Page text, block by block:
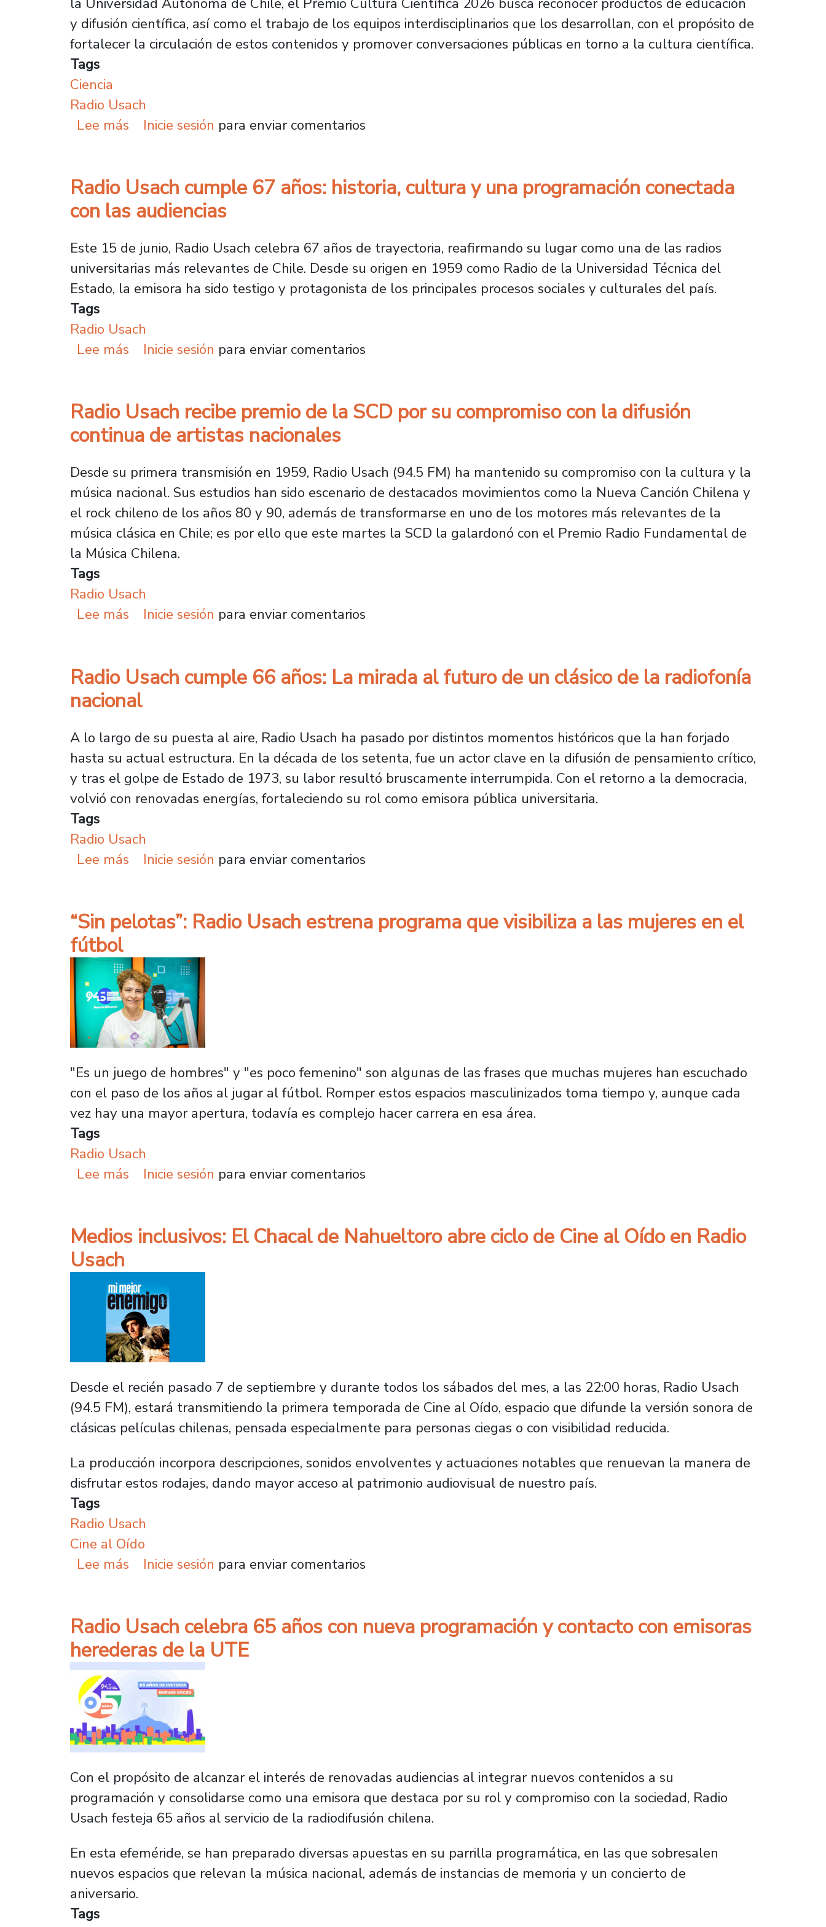
y difusión científica, así como el trabajo de los equipos interdisciplinarios que los desarrollan, con el propósito de
fortalecer la circulación de estos contenidos y promover conversaciones públicas en torno a la cultura científica.
Tags
Ciencia
Radio Usach
Lee más sobre “La Sociedad de la Ciencia” es nominado a mejor podcast en el Premio Cultura Científica 2026
Inicie sesión para enviar comentarios
Radio Usach cumple 67 años: historia, cultura y una programación conectada
con las audiencias
Este 15 de junio, Radio Usach celebra 67 años de trayectoria, reafirmando su lugar como una de las radios
universitarias más relevantes de Chile. Desde su origen en 1959 como Radio de la Universidad Técnica del
Estado, la emisora ha sido testigo y protagonista de los principales procesos sociales y culturales del país.
Tags
Radio Usach
Lee más sobre Radio Usach cumple 67 años: historia, cultura y una programación conectada con las audiencias
Inicie sesión para enviar comentarios
Radio Usach recibe premio de la SCD por su compromiso con la difusión
continua de artistas nacionales
Desde su primera transmisión en 1959, Radio Usach (94.5 FM) ha mantenido su compromiso con la cultura y la
música nacional. Sus estudios han sido escenario de destacados movimientos como la Nueva Canción Chilena y
el rock chileno de los años 80 y 90, además de transformarse en uno de los motores más relevantes de la
música clásica en Chile; es por ello que este martes la SCD la galardonó con el Premio Radio Fundamental de
la Música Chilena.
Tags
Radio Usach
Lee más sobre Radio Usach recibe premio de la SCD por su compromiso con la difusión continua de artistas nacionales
Inicie sesión para enviar comentarios
Radio Usach cumple 66 años: La mirada al futuro de un clásico de la radiofonía
nacional
A lo largo de su puesta al aire, Radio Usach ha pasado por distintos momentos históricos que la han forjado
hasta su actual estructura. En la década de los setenta, fue un actor clave en la difusión de pensamiento crítico,
y tras el golpe de Estado de 1973, su labor resultó bruscamente interrumpida. Con el retorno a la democracia,
volvió con renovadas energías, fortaleciendo su rol como emisora pública universitaria.
Tags
Radio Usach
Lee más sobre Radio Usach cumple 66 años: La mirada al futuro de un clásico de la radiofonía nacional
Inicie sesión para enviar comentarios
“Sin pelotas”: Radio Usach estrena programa que visibiliza a las mujeres en el
fútbol
"Es un juego de hombres" y "es poco femenino" son algunas de las frases que muchas mujeres han escuchado
con el paso de los años al jugar al fútbol. Romper estos espacios masculinizados toma tiempo y, aunque cada
vez hay una mayor apertura, todavía es complejo hacer carrera en esa área.
Tags
Radio Usach
Lee más sobre “Sin pelotas”: Radio Usach estrena programa que visibiliza a las mujeres en el fútbol
Inicie sesión para enviar comentarios
Medios inclusivos: El Chacal de Nahueltoro abre ciclo de Cine al Oído en Radio
Usach
Desde el recién pasado 7 de septiembre y durante todos los sábados del mes, a las 22:00 horas, Radio Usach
(94.5 FM), estará transmitiendo la primera temporada de Cine al Oído, espacio que difunde la versión sonora de
clásicas películas chilenas, pensada especialmente para personas ciegas o con visibilidad reducida.
La producción incorpora descripciones, sonidos envolventes y actuaciones notables que renuevan la manera de
disfrutar estos rodajes, dando mayor acceso al patrimonio audiovisual de nuestro país.
Tags
Radio Usach
Cine al Oído
Lee más sobre Medios inclusivos: El Chacal de Nahueltoro abre ciclo de Cine al Oído en Radio Usach
Inicie sesión para enviar comentarios
Radio Usach celebra 65 años con nueva programación y contacto con emisoras
herederas de la UTE
Con el propósito de alcanzar el interés de renovadas audiencias al integrar nuevos contenidos a su
programación y consolidarse como una emisora que destaca por su rol y compromiso con la sociedad, Radio
Usach festeja 65 años al servicio de la radiodifusión chilena.
En esta efeméride, se han preparado diversas apuestas en su parrilla programática, en las que sobresalen
nuevos espacios que relevan la música nacional, además de instancias de memoria y un concierto de
aniversario.
Tags